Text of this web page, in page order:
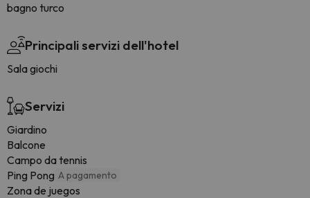
bagno turco
Principali servizi dell'hotel
Sala giochi
Servizi
Giardino
Balcone
Campo da tennis
Ping Pong A pagamento
Zona de juegos